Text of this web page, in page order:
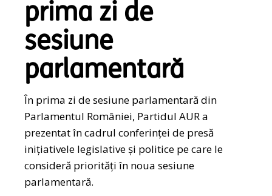
prima zi de
sesiune
parlamentară
În prima zi de sesiune parlamentară din
Parlamentul României, Partidul AUR a
prezentat în cadrul conferinței de presă
inițiativele legislative și politice pe care le
consideră priorități în noua sesiune
parlamentară.